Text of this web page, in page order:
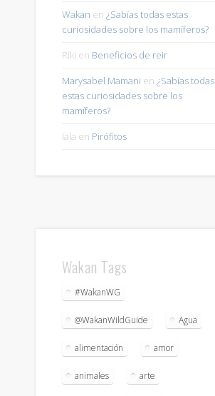
Wakan en ¿Sabías todas estas
curiosidades sobre los mamíferos?
Riki en Beneficios de reir
Marysabel Mamani en ¿Sabías todas
estas curiosidades sobre los
mamíferos?
lala en Pirófitos
Wakan Tags
#WakanWG
@WakanWildGuide Agua
alimentación amor
animales arte